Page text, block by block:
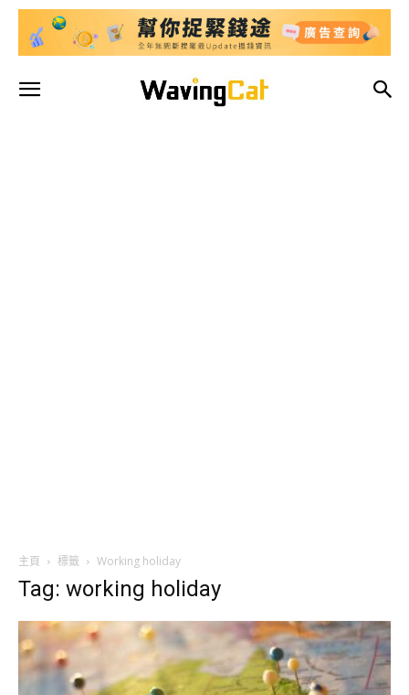
主頁 標籤 Working holiday
Tag: working holiday